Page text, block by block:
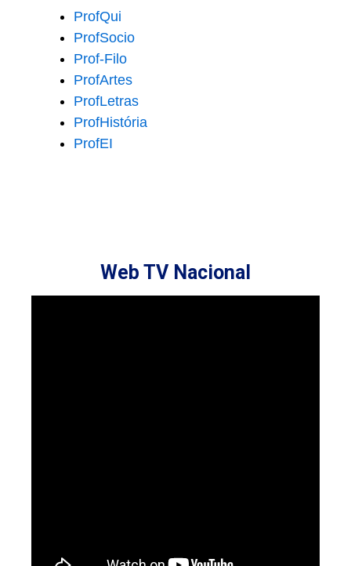
ProfQui
ProfSocio
Prof-Filo
ProfArtes
ProfLetras
ProfHistória
ProfEI
Web TV Nacional